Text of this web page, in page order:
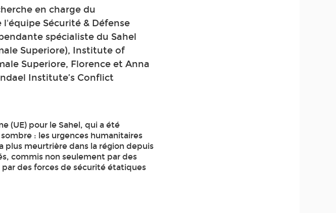
en charge du
Sécurité & Défense
spécialiste du Sahel
Superiore), Institute of
Superiore, Florence et Anna
Institute’s Conflict
(UE) pour le Sahel, qui a été
: les urgences humanitaires
plus meurtrière dans la région depuis
commis non seulement par des
des forces de sécurité étatiques